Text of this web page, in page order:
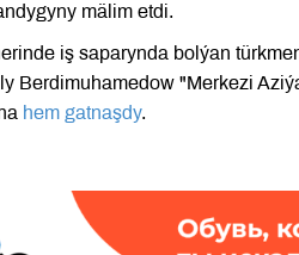
mälim etdi.
iş saparynda bolýan
Berdimuhamedow "Merkezi
hem gatnaşdy.